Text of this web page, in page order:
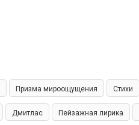
Призма мироощущения Стихи
Дмитлас Пейзажная лирика